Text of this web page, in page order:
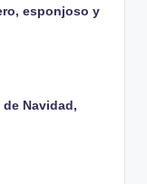
esponjoso y
Navidad,